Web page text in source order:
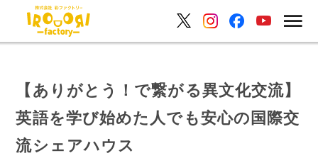
【ありがとう！で繋がる異文化交流】
英語を学び始めた人でも安心の国際交
流シェアハウス